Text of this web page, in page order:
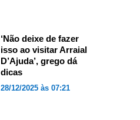
‘Não deixe de fazer
isso ao visitar Arraial
D’Ajuda’, grego dá
dicas
28/12/2025 às 07:21